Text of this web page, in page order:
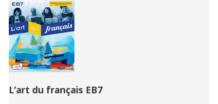
Related
Books
L’art du français EB7